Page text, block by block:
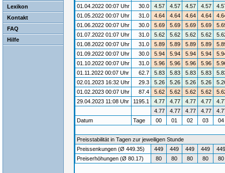
Lexikon
Kontakt
FAQ
Hilfe
01.04.2022 00:07 Uhr
30.0 4.57 4.57 4.57 4.57
01.05.2022 00:07 Uhr
31.0 4.64 4.64 4.64 4.64
01.06.2022 00:07 Uhr
30.0 5.69 5.69 5.69 5.69
01.07.2022 01:07 Uhr
31.0 5.62 5.62 5.62 5.62
01.08.2022 00:07 Uhr
31.0 5.89 5.89 5.89 5.89
01.09.2022 00:07 Uhr
30.0 5.94 5.94 5.94 5.94
01.10.2022 00:07 Uhr
31.0 5.96 5.96 5.96 5.96
01.11.2022 00:07 Uhr
62.7 5.83 5.83 5.83 5.83
02.01.2023 16:32 Uhr
29.3 5.26 5.26 5.26 5.26
01.02.2023 00:07 Uhr
87.4 5.62 5.62 5.62 5.62
29.04.2023 11:08 Uhr
1195.1 4.77 4.77 4.77 4.77
4.77
4.77 4.77 4.77
Datum
Tage 00 01 02 03 04
Preisstabilität in Tagen zur jeweiligen Stunde
Preissenkungen (Ø 449.35)
449 449 449 449
449
Preiserhöhungen (Ø 80.17)
80 80 80 80 80